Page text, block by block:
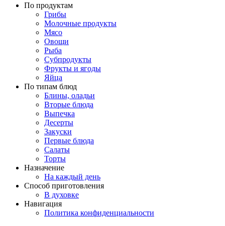
По продуктам
Грибы
Молочные продукты
Мясо
Овощи
Рыба
Субпродукты
Фрукты и ягоды
Яйца
По типам блюд
Блины, оладьи
Вторые блюда
Выпечка
Десерты
Закуски
Первые блюда
Салаты
Торты
Назначение
На каждый день
Способ приготовления
В духовке
Навигация
Политика конфиденциальности